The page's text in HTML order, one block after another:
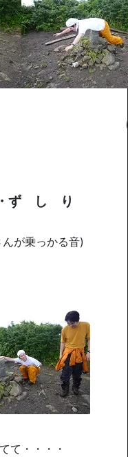
ぱっ
・ず し り
んが乗っかる音)
て・・・・